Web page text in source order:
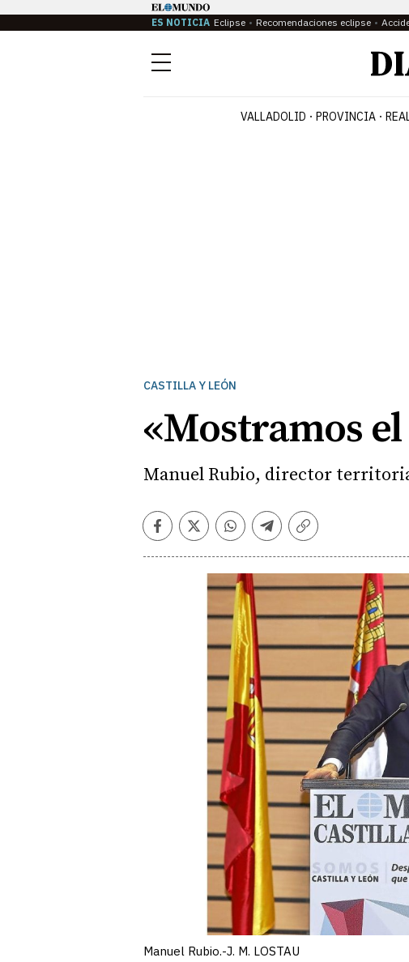
ES NOTICIA Eclipse Recomendaciones eclipse
Menú
VALLADOLID PROVINCIA
CASTILLA Y LEÓN
«Mostramos
Manuel Rubio, director
Facebook
TwitterWhatsapp
Telegram
Copiar
Manuel Rubio.-J. M. LOSTAU